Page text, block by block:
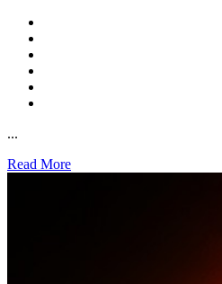
...
Read More